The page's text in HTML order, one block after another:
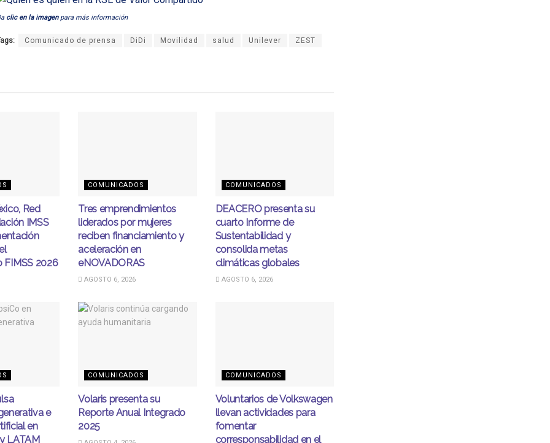
clic en la imagenpara más información
Comunicado de prensa DiDi Movilidad salud Unilever ZEST
Red
IMSS
2026
COMUNICADOS
Tres emprendimientos
liderados por mujeres
reciben financiamiento y
aceleración en
eNOVADORAS
AGOSTO 6, 2026
COMUNICADOS
DEACERO presenta su
cuarto Informe de
Sustentabilidad y
consolida metas
climáticas globales
AGOSTO 6, 2026
e
en
LATAM
COMUNICADOS
Volaris presenta su
Reporte Anual Integrado
2025
COMUNICADOS
Voluntarios de Volkswagen
llevan actividades para
fomentar
corresponsabilidad en el